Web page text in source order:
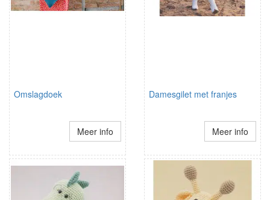
Omslagdoek
Meer info
Damesgilet met franjes
Meer info